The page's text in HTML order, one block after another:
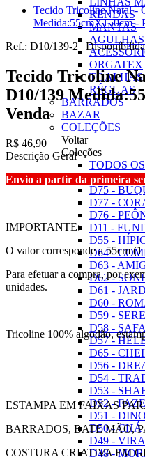
RENDAS
MANTAS
ORGATEX
TOALHAS
RÉGUAS
BARRADOS
BAZAR
COLEÇÕES
Voltar
Coleções
TODOS
D10 -
D75 -
D77 -
D76 -
D11 -
D55 -
D64 -
D63 -
D62 -
D61 -
D60 -
D59 -
D58 -
D57 -
D65 -
D56 -
D54 -
D53 -
D52 -
D51 -
D50 - CHÁ
D49 -
D48 -
Tecido Tricoline Natal -
Medida:55cmX150cm -
Ref.: D10/139-2 |
Tecido Tricoline
D10/139
Venda
R$ 46,90
Descrição Geral
Envio a partir da primeira
IMPORTANTE:
O valor corresponde a 55cm (1
Para efetuar a compra, por
unidades.
Tricoline 100% algodão,
ESTAMPA EM FAIXAS
BARRADOS, BATE MÃO,
COSTURA CRIATIVA EM